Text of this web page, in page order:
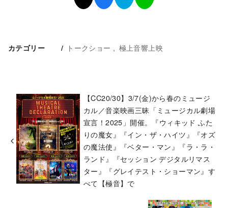
カテゴリー トークショー 極上音響上映
【CC20/30】3/7(金)から春のミュージ
カル／音楽映画三昧「ミュージカル劇場
宣言！2025」開催。『ウィキッド ふた
りの魔女』『イン・ザ・ハイツ』『オズ
の魔法使』『ベター・マン』『ラ・ラ・
ランド』『セッション デジタルリマス
ター』『グレイテスト・ショーマン』す
べて【極音】で